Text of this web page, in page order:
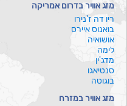
מזג אוויר בדרום אמריקה
ריו דה ז'נירו
בואנוס איירס
אושואיה
לימה
מדג'ין
סנטיאגו
בוגוטה
מזג אוויר במזרח